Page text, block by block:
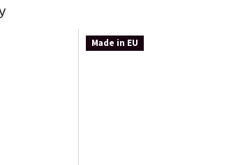
Made in EU